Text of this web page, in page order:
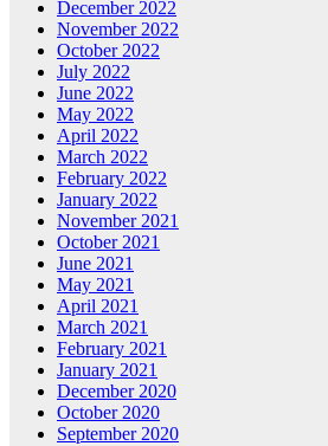
December 2022
November 2022
October 2022
July 2022
June 2022
May 2022
April 2022
March 2022
February 2022
January 2022
November 2021
October 2021
June 2021
May 2021
April 2021
March 2021
February 2021
January 2021
December 2020
October 2020
September 2020